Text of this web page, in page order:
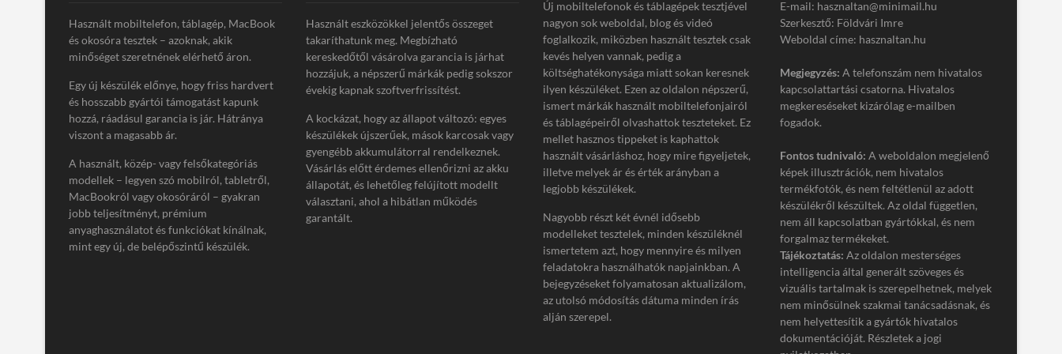
Használt mobiltelefon, táblagép, MacBook
és okosóra tesztek – azoknak, akik
minőséget szeretnének elérhető áron.
Egy új készülék előnye, hogy friss hardvert
és hosszabb gyártói támogatást kapunk
hozzá, ráadásul garancia is jár. Hátránya
viszont a magasabb ár.
A használt, közép- vagy felsőkategóriás
modellek – legyen szó mobilról, tabletről,
MacBookról vagy okosóráról – gyakran
jobb teljesítményt, prémium
anyaghasználatot és funkciókat kínálnak,
mint egy új, de belépőszintű készülék.
Használt eszközökkel jelentős összeget
takaríthatunk meg. Megbízható
kereskedőtől vásárolva garancia is járhat
hozzájuk, a népszerű márkák pedig sokszor
évekig kapnak szoftverfrissítést.
A kockázat, hogy az állapot változó: egyes
készülékek újszerűek, mások karcosak vagy
gyengébb akkumulátorral rendelkeznek.
Vásárlás előtt érdemes ellenőrizni az akku
állapotát, és lehetőleg felújított modellt
választani, ahol a hibátlan működés
garantált.
Új mobiltelefonok és táblagépek tesztjével
nagyon sok weboldal, blog és videó
foglalkozik, miközben használt tesztek csak
kevés helyen vannak, pedig a
költséghatékonysága miatt sokan keresnek
ilyen készüléket. Ezen az oldalon népszerű,
ismert márkák használt mobiltelefonjairól
és táblagépeiről olvashattok teszteteket. Ez
mellet hasznos tippeket is kaphattok
használt vásárláshoz, hogy mire figyeljetek,
illetve melyek ár és érték arányban a
legjobb készülékek.
Nagyobb részt két évnél idősebb
modelleket tesztelek, minden készüléknél
ismertetem azt, hogy mennyire és milyen
feladatokra használhatók napjainkban. A
bejegyzéseket folyamatosan aktualizálom,
az utolsó módosítás dátuma minden írás
alján szerepel.
E-mail: hasznaltan@minimail.hu
Szerkesztő: Földvári Imre
Weboldal címe: hasznaltan.hu
Megjegyzés: A telefonszám nem hivatalos
kapcsolattartási csatorna. Hivatalos
megkereséseket kizárólag e-mailben
fogadok.
Fontos tudnivaló: A weboldalon megjelenő
képek illusztrációk, nem hivatalos
termékfotók, és nem feltétlenül az adott
készülékről készültek. Az oldal független,
nem áll kapcsolatban gyártókkal, és nem
forgalmaz termékeket.
Tájékoztatás: Az oldalon mesterséges
intelligencia által generált szöveges és
vizuális tartalmak is szerepelhetnek, melyek
nem minősülnek szakmai tanácsadásnak, és
nem helyettesítik a gyártók hivatalos
dokumentációját. Részletek a jogi